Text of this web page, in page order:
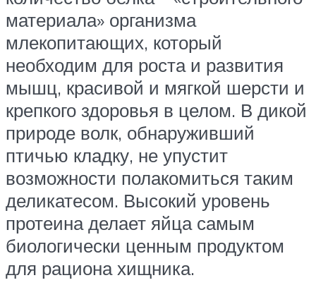
материала» организма
млекопитающих, который
необходим для роста и развития
мышц, красивой и мягкой шерсти и
крепкого здоровья в целом. В дикой
природе волк, обнаруживший
птичью кладку, не упустит
возможности полакомиться таким
деликатесом. Высокий уровень
протеина делает яйца самым
биологически ценным продуктом
для рациона хищника.